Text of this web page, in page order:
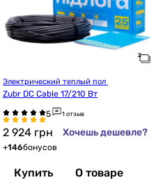
Zubr DC Cable 17/210 Вт
1 отзыв
2 924 грн Хочешь дешевле?
+146бонусов
Купить О товаре